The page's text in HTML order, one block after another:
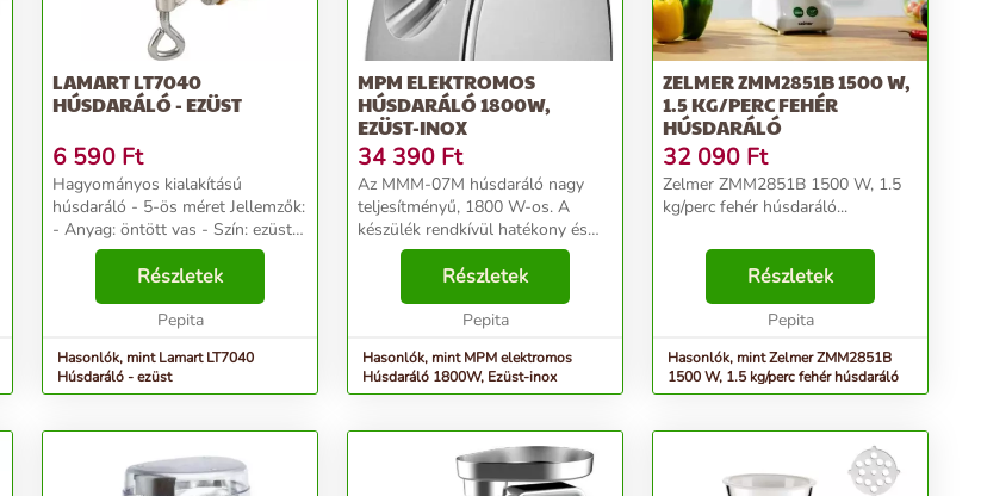
LAMART LT7040
HÚSDARÁLÓ - EZÜST
6 590 Ft
Hagyományos kialakítású
húsdaráló - 5-ös méret Jellemzők:
- Anyag: öntött vas - Szín: ezüst -
Méret: 6,0 x 19,0 x 16,0 cm -
Ergonomikus kialakítás, jobb és
bal kezesek részére egyaránt -
Húsdaráló rö...
Részletek
Pepita
Hasonlók, mint Lamart LT7040
Húsdaráló - ezüst
MPM ELEKTROMOS
HÚSDARÁLÓ 1800W,
EZÜST-INOX
34 390 Ft
Az MMM-07M húsdaráló nagy
teljesítményű, 1800 W-os. A
készülék rendkívül hatékony és
gyors munkát garantál. A fém
őrlőkamra egy gomb segítségével
kivehető, ennek köszönhetően
könnyen tisztán tarthatja...
Részletek
Pepita
Hasonlók, mint MPM elektromos
Húsdaráló 1800W, Ezüst-inox
ZELMER ZMM2851B 1500 W,
1.5 KG/PERC FEHÉR
HÚSDARÁLÓ
32 090 Ft
Zelmer ZMM2851B 1500 W, 1.5
kg/perc fehér húsdaráló...
Részletek
Pepita
Hasonlók, mint Zelmer ZMM2851B
1500 W, 1.5 kg/perc fehér húsdaráló